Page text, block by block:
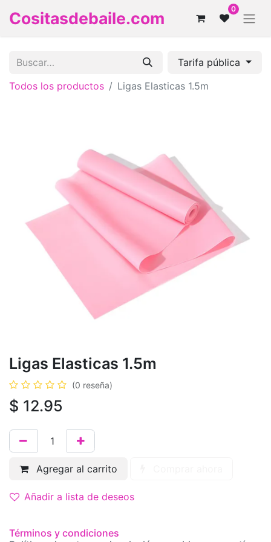
Cositasdebaile.com 0
Tarifa pública
Todos los productos
Ligas Elasticas 1.5m
Ligas Elasticas 1.5m
(0 reseña)
$ 12.95
Agregar al carrito
Añadir a lista de deseos
Términos y condiciones